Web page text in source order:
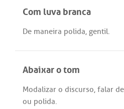
Com luva branca
De maneira polida, gentil.
Abaixar o tom
Modalizar o discurso, falar de
ou polida.